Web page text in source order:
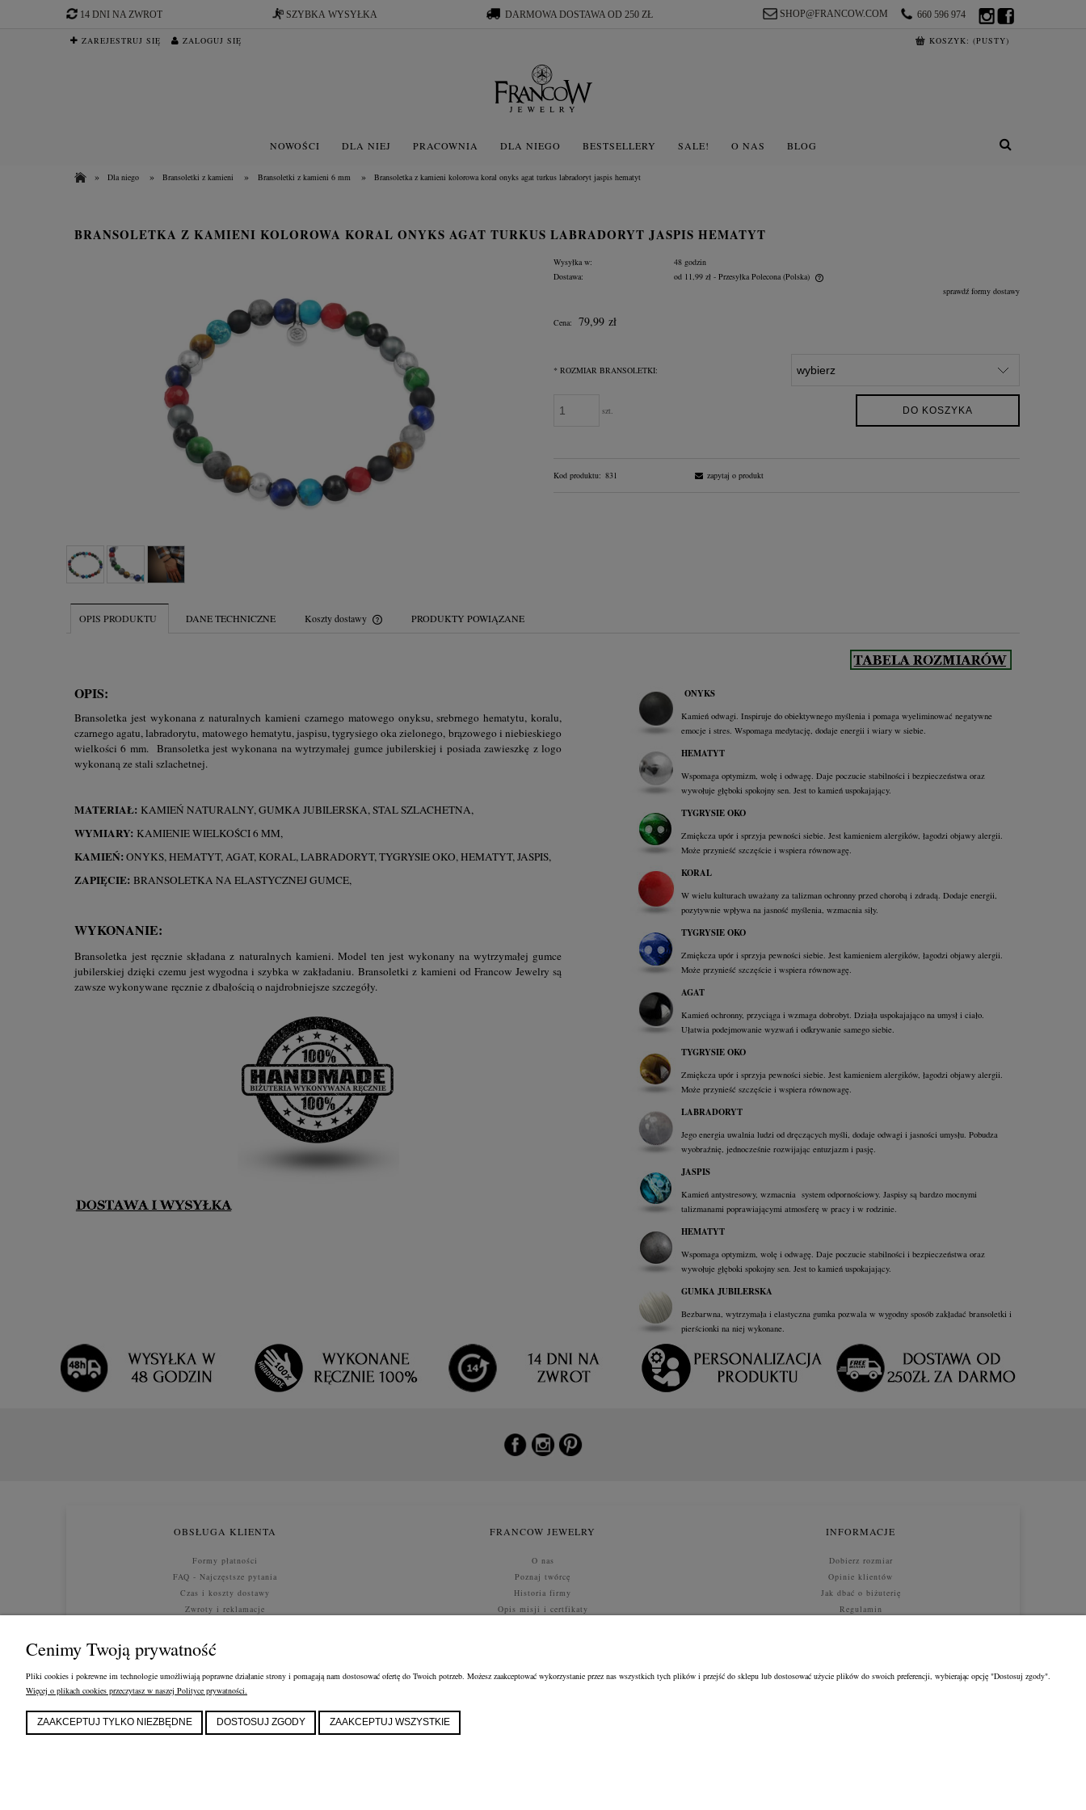
14 DNI NA ZWROT SZYBKA WYSYŁKA DARMOWA DOSTAWA OD 250 ZŁ 660 596 974
SHOP@FRANCOW.COM
ZAREJESTRUJ SIĘ ZALOGUJ SIĘ KOSZYK: (PUSTY)
NOWOŚCI DLA NIEJ PRACOWNIA DLA NIEGO BESTSELLERY SALE! O NAS BLOG
» Dla niego » Bransoletki z kamieni » Bransoletki z kamieni 6 mm » Bransoletka z kamieni kolorowa koral onyks agat turkus labradoryt jaspis hematyt
BRANSOLETKA Z KAMIENI KOLOROWA KORAL ONYKS AGAT TURKUS LABRADORYT JASPIS HEMATYT
Wysyłka w:
48 godzin
Dostawa:
od 11,99 zł - Przesyłka Polecona (Polska)
płatności
sprawdź formy dostawy
Cena: 79,99 zł
* ROZMIAR BRANSOLETKI:
szt. DO KOSZYKA
Kod produktu: 831 zapytaj o produkt
OPIS PRODUKTU DANE TECHNICZNE Koszty dostawy PRODUKTY POWIĄZANE
OPIS:
Bransoletka jest wykonana z naturalnych kamieni czarnego matowego onyksu, srebrnego hematytu, koralu,
czarnego agatu, labradorytu, matowego hematytu, jaspisu, tygrysiego oka zielonego, brązowego i niebieskiego
wielkości 6 mm. Bransoletka jest wykonana na wytrzymałej gumce jubilerskiej i posiada zawieszkę z logo
wykonaną ze stali szlachetnej.
MATERIAŁ: KAMIEŃ NATURALNY, GUMKA JUBILERSKA, STAL SZLACHETNA,
WYMIARY: KAMIENIE WIELKOŚCI 6 MM,
KAMIEŃ: ONYKS, HEMATYT, AGAT, KORAL, LABRADORYT, TYGRYSIE OKO, HEMATYT, JASPIS,
ZAPIĘCIE: BRANSOLETKA NA ELASTYCZNEJ GUMCE,
WYKONANIE:
Bransoletka jest ręcznie składana z naturalnych kamieni. Model ten jest wykonany na wytrzymałej gumce
jubilerskiej dzięki czemu jest wygodna i szybka w zakładaniu. Bransoletki z kamieniod Francow Jewelry są
zawsze wykonywane ręcznie z dbałością o najdrobniejsze szczegóły.
ONYKS
Kamień odwagi. Inspiruje do obiektywnego myślenia i pomaga wyeliminować negatywne
emocje i stres. Wspomaga medytację, dodaje energii i wiary w siebie.
HEMATYT
Wspomaga optymizm, wolę i odwagę. Daje poczucie stabilności i bezpieczeństwa oraz
wywołuje głęboki spokojny sen. Jest to kamień uspokajający.
TYGRYSIE OKO
Zmiękcza upór i sprzyja pewności siebie. Jest kamieniem alergików, łagodzi objawy alergii.
Może przynieść szczęście i wspiera równowagę.
KORAL
W wielu kulturach uważany za talizman ochronny przed chorobą i zdradą. Dodaje energii,
pozytywnie wpływa na jasność myślenia, wzmacnia siły.
TYGRYSIE OKO
Zmiękcza upór i sprzyja pewności siebie. Jest kamieniem alergików, łagodzi objawy alergii.
Może przynieść szczęście i wspiera równowagę.
AGAT
Kamień ochronny, przyciąga i wzmaga dobrobyt. Działa uspokajająco na umysł i ciało.
Ułatwia podejmowanie wyzwań i odkrywanie samego siebie.
TYGRYSIE OKO
Zmiękcza upór i sprzyja pewności siebie. Jest kamieniem alergików, łagodzi objawy alergii.
Może przynieść szczęście i wspiera równowagę.
LABRADORYT
Jego energia uwalnia ludzi od dręczących myśli, dodaje odwagi i jasności umysłu. Pobudza
wyobraźnię, jednocześnie rozwijając entuzjazm i pasję.
JASPIS
Kamień antystresowy, wzmacnia system odpornościowy. Jaspisy są bardzo mocnymi
talizmanami poprawiającymi atmosferę w pracy i w rodzinie.
HEMATYT
Wspomaga optymizm, wolę i odwagę. Daje poczucie stabilności i bezpieczeństwa oraz
wywołuje głęboki spokojny sen. Jest to kamień uspokajający.
GUMKA JUBILERSKA
Bezbarwna, wytrzymała i elastyczna gumka pozwala w wygodny sposób zakładać bransoletki i
pierścionki na niej wykonane.
OBSŁUGA KLIENTA
Formy płatności
FAQ - Najczęstsze pytania
Czas i koszty dostawy
Zwroty i reklamacje
FRANCOW JEWELRY
O nas
Poznaj twórcę
Historia firmy
Opis misji i certfikaty
INFORMACJE
Dobierz rozmiar
Opinie klientów
Jak dbać o biżuterię
Regulamin
FRANCOW JEWELRY
Cenimy Twoją prywatność
Pliki cookies i pokrewne im technologie umożliwiają poprawne działanie strony i pomagają nam dostosować ofertę do Twoich potrzeb. Możesz zaakceptować wykorzystanie przez nas wszystkich tych plików i przejść do sklepu lub dostosować użycie plików do swoich preferencji, wybierając opcję "Dostosuj zgody".
Więcej o plikach cookies przeczytasz w naszej Polityce prywatności.
ZAAKCEPTUJ TYLKO NIEZBĘDNE DOSTOSUJ ZGODY ZAAKCEPTUJ WSZYSTKIE